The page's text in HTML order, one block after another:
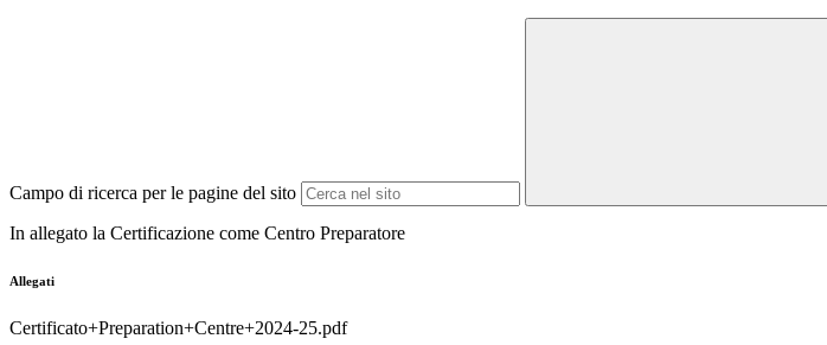
Campo di ricerca per le pagine del sito
In allegato la Certificazione come Centro Preparatore
Allegati
Certificato+Preparation+Centre+2024-25.pdf